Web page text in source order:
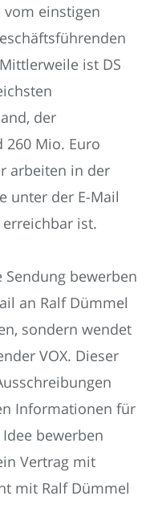
einstigen
ist DS
der
260 Mio. Euro
arbeiten in der
unter der E-Mail
erreichbar ist.
bewerben
an Ralf Dümmel
sondern wendet
VOX. Dieser
Informationen für
bewerben
Vertrag mit
mit Ralf Dümmel